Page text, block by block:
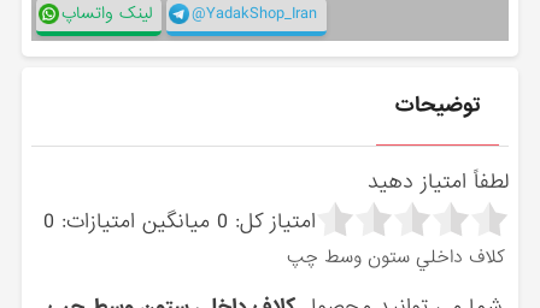
لینک واتساپ @YadakShop_Iran
توضیحات
لطفاً امتیاز دهید
امتیاز کل: 0 میانگین امتیازات: 0
كلاف داخلي ستون وسط چپ